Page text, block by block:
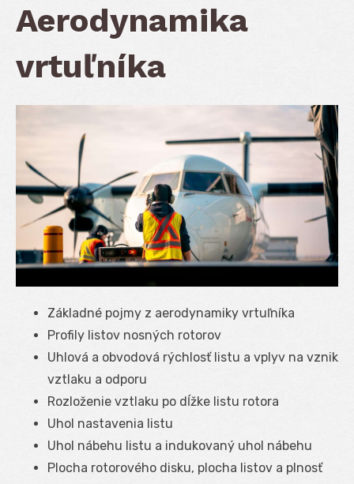
Aerodynamika
vrtuľníka
Základné pojmy z aerodynamiky vrtuľníka
Profily listov nosných rotorov
Uhlová a obvodová rýchlosť listu a vplyv na vznik
vztlaku a odporu
Rozloženie vztlaku po dĺžke listu rotora
Uhol nastavenia listu
Uhol nábehu listu a indukovaný uhol nábehu
Plocha rotorového disku, plocha listov a plnosť